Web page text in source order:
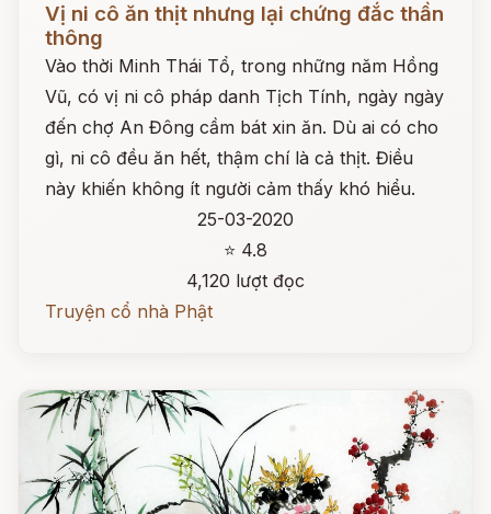
Vị ni cô ăn thịt nhưng lại chứng đắc thần
thông
Vào thời Minh Thái Tổ, trong những năm Hồng
Vũ, có vị ni cô pháp danh Tịch Tính, ngày ngày
đến chợ An Đông cầm bát xin ăn. Dù ai có cho
gì, ni cô đều ăn hết, thậm chí là cả thịt. Điều
này khiến không ít người cảm thấy khó hiểu.
25-03-2020
⭐ 4.8
4,120 lượt đọc
Truyện cổ nhà Phật